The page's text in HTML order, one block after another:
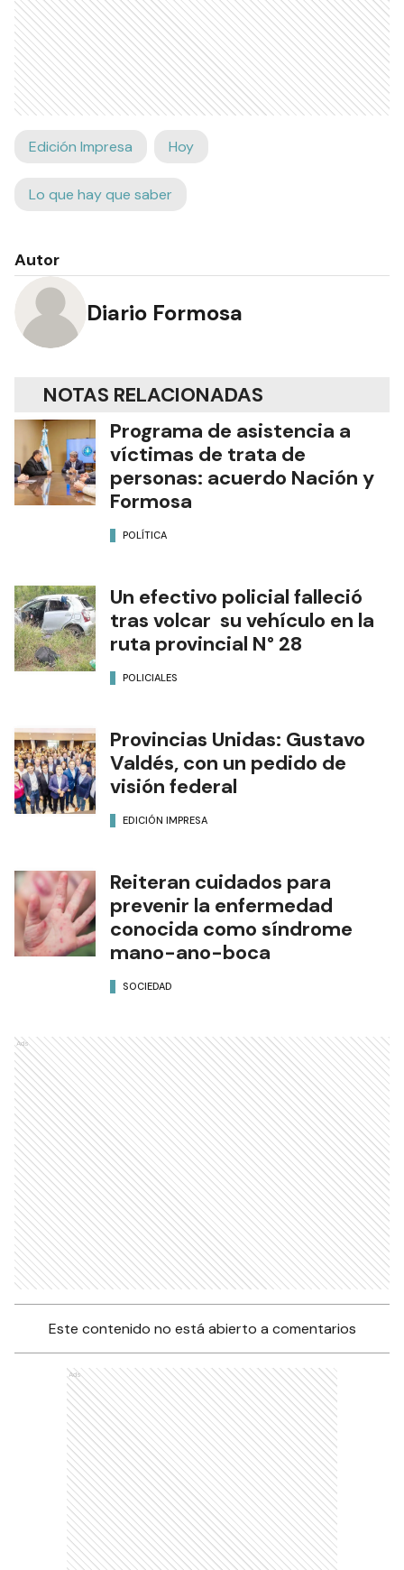
Edición Impresa Hoy
Lo que hay que saber
Autor
Diario Formosa
NOTAS RELACIONADAS
Programa de asistencia a
víctimas de trata de
personas: acuerdo Nación y
Formosa
POLÍTICA
Un efectivo policial falleció
tras volcar su vehículo en la
ruta provincial N° 28
POLICIALES
Provincias Unidas: Gustavo
Valdés, con un pedido de
visión federal
EDICIÓN IMPRESA
Reiteran cuidados para
prevenir la enfermedad
conocida como síndrome
mano-ano-boca
SOCIEDAD
Ads
Este contenido no está abierto a comentarios
Ads